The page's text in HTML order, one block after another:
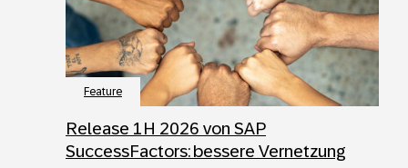
Feature
Release 1H 2026 von SAP
SuccessFactors: bessere Vernetzung